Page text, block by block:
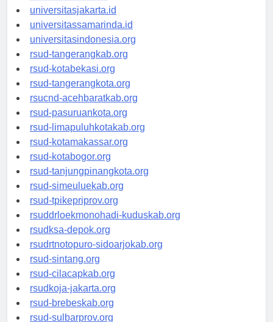
universitassalor.id
universitasjakarta.id
universitassamarinda.id
universitasindonesia.org
rsud-tangerangkab.org
rsud-kotabekasi.org
rsud-tangerangkota.org
rsucnd-acehbaratkab.org
rsud-pasuruankota.org
rsud-limapuluhkotakab.org
rsud-kotamakassar.org
rsud-kotabogor.org
rsud-tanjungpinangkota.org
rsud-simeuluekab.org
rsud-tpikepriprov.org
rsuddrloekmonohadi-kuduskab.org
rsudksa-depok.org
rsudrtnotopuro-sidoarjokab.org
rsud-sintang.org
rsud-cilacapkab.org
rsudkoja-jakarta.org
rsud-brebeskab.org